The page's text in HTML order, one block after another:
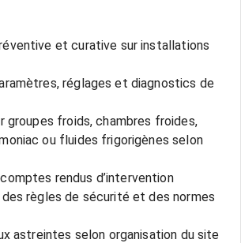
et curative sur installations
réglages et diagnostics de
groupes froids, chambres froides,
ou fluides frigorigènes selon
rendus d’intervention
règles de sécurité et des normes
astreintes selon organisation du site